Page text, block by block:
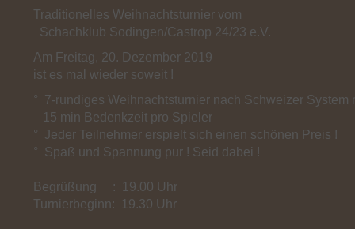
Traditionelles Weihnachtsturnier vom
Schachklub Sodingen/Castrop 24/23 e.V.
Am Freitag, 20. Dezember 2019
ist es mal wieder soweit !
° 7-rundiges Weihnachtsturnier nach Schweizer System
15 min Bedenkzeit pro Spieler
° Jeder Teilnehmer erspielt sich einen schönen Preis !
° Spaß und Spannung pur ! Seid dabei !
Begrüßung : 19.00 Uhr
Turnierbeginn: 19.30 Uhr